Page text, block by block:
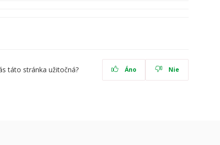
táto stránka užitočná? Áno Nie